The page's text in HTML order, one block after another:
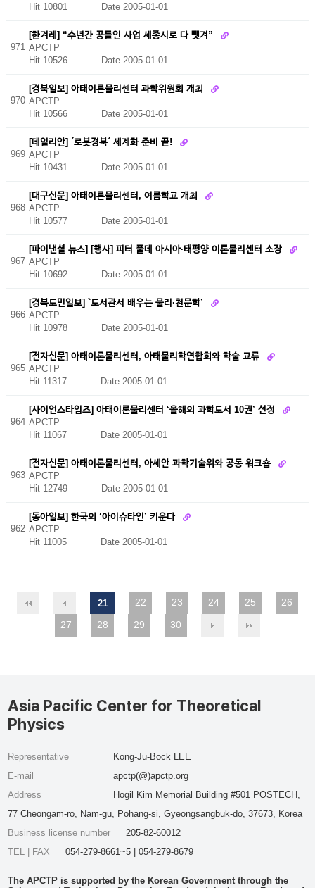
Hit 10801 Date 2005-01-01
971
[한겨레] “수년간 공들인 사업 세종시로 다 뺏겨”
APCTP
Hit 10526
Date 2005-01-01
970
[경북일보] 아태이론물리센터 과학위원회 개최
APCTP
Hit 10566
Date 2005-01-01
969
[데일리안] ´로봇경북´ 세계화 준비 끝!
APCTP
Hit 10431
Date 2005-01-01
968
[대구신문] 아태이론물리센터, 여름학교 개최
APCTP
Hit 10577
Date 2005-01-01
967
[파이낸셜 뉴스] [행사] 피터 풀데 아시아·태평양 이론물리센터 소장
APCTP
Hit 10692
Date 2005-01-01
966
[경북도민일보] `도서관서 배우는 물리·천문학’
APCTP
Hit 10978
Date 2005-01-01
965
[전자신문] 아태이론물리센터, 아태물리학연합회와 학술 교류
APCTP
Hit 11317
Date 2005-01-01
964
[사이언스타임즈] 아태이론물리센터 ‘올해의 과학도서 10권’ 선정
APCTP
Hit 11067
Date 2005-01-01
963
[전자신문] 아태이론물리센터, 아세안 과학기술위와 공동 워크숍
APCTP
Hit 12749
Date 2005-01-01
962
[동아일보] 한국의 ‘아이슈타인’ 키운다
APCTP
Hit 11005
Date 2005-01-01
21 22 23 24 25
26
27
28 29 30
Asia Pacific Center for Theoretical
Physics
Representative
Kong-Ju-Bock LEE
E-mail
apctp(@)apctp.org
Address
Hogil Kim Memorial Building #501 POSTECH,
77 Cheongam-ro, Nam-gu, Pohang-si, Gyeongsangbuk-do, 37673, Korea
Business license number
205-82-60012
TEL | FAX
054-279-8661~5 | 054-279-8679
The APCTP is supported by the Korean Government through the